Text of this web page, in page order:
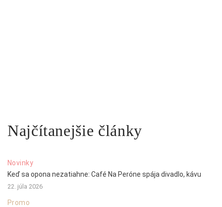
Najčítanejšie články
Novinky
Keď sa opona nezatiahne: Café Na Peróne spája divadlo, kávu
22. júla 2026
Promo